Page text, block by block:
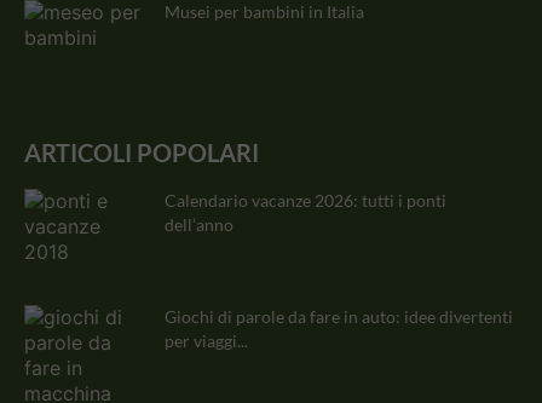
Musei per bambini in Italia
ARTICOLI POPOLARI
Calendario vacanze 2026: tutti i ponti
dell’anno
Giochi di parole da fare in auto: idee divertenti
per viaggi...